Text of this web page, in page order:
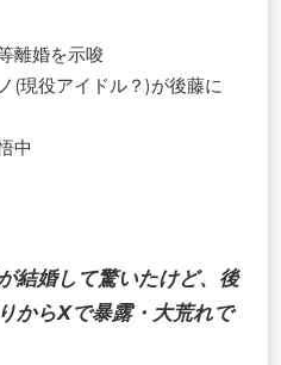
離婚を示唆
(現役アイドル？)が後藤に
中
結婚して驚いたけど、後
からXで暴露・大荒れで